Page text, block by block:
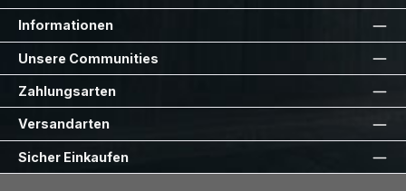
Informationen
Unsere Communities
Zahlungsarten
Versandarten
Sicher Einkaufen